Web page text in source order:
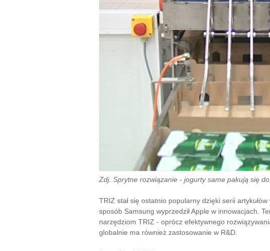
Zdj. Sprytne rozwiązanie - jogurty same pakują się
TRIZ stał się ostatnio popularny dzięki serii
sposób Samsung wyprzedził Apple w innowacjach.
narzędziom TRIZ - oprócz efektywnego
globalnie ma również zastosowanie w R&D.